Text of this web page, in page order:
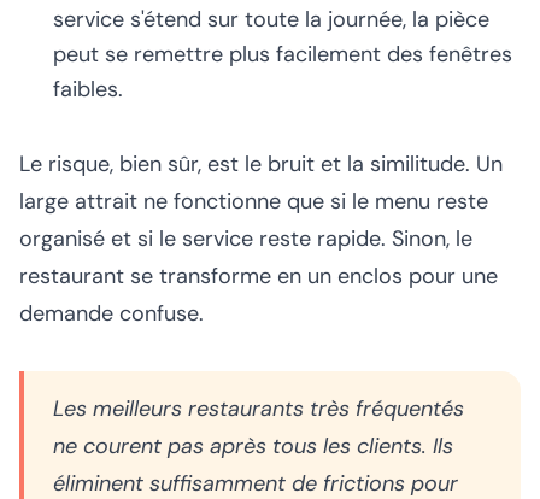
service s'étend sur toute la journée, la pièce
peut se remettre plus facilement des fenêtres
faibles.
Le risque, bien sûr, est le bruit et la similitude. Un
large attrait ne fonctionne que si le menu reste
organisé et si le service reste rapide. Sinon, le
restaurant se transforme en un enclos pour une
demande confuse.
Les meilleurs restaurants très fréquentés
ne courent pas après tous les clients. Ils
éliminent suffisamment de frictions pour